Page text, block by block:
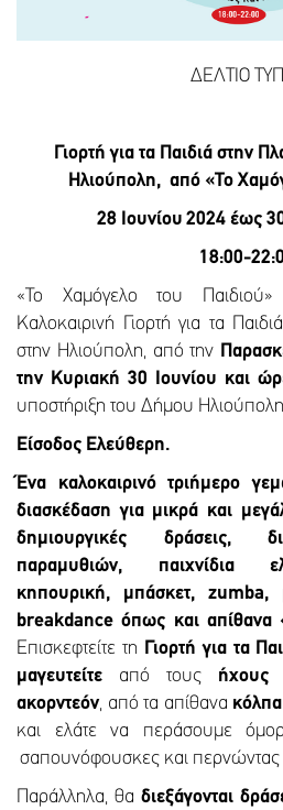
ΔΕΛΤΙΟ
Γιορτή για τα Παιδιά στην
Ηλιούπολη, από «Το
28 Ιουνίου 2024 έως
18:00-
«Το Χαμόγελο του
Καλοκαιρινή Γιορτή για τα
στην Ηλιούπολη, από την
την Κυριακή 30 Ιουνίου και
υποστήριξη του Δήμου
Είσοδος Ελεύθερη.
Ένα καλοκαιρινό τριήμερο
διασκέδαση για μικρά και
δημιουργικές δράσεις,
παραμυθιών, παιχνίδια
κηπουρική, μπάσκετ, zumba,
breakdance όπως και απίθανα
Επισκεφτείτε τη Γιορτή για τα
μαγευτείτε από τους ήχους
ακορντεόν, από τα απίθανα
και ελάτε να περάσουμε
σαπουνόφουσκες και περνώντας
Παράλληλα, θα διεξάγονται